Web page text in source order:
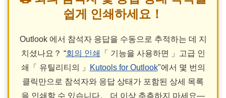
쉽게 인쇄하세요！
Outlook 에서 참석자 응답을 수동으로 추적하는 데 지
치셨나요？ “회의 인쇄
「 기능을 사용하면 」고급 인
쇄「 유틸리티의 」
Kutools for Outlook"에서 몇 번의
클릭만으로 참석자와 응답 상태가 포함된 상세 목록
을 인쇄할 수 있습니다。 더 이상 추측하지 마세요—